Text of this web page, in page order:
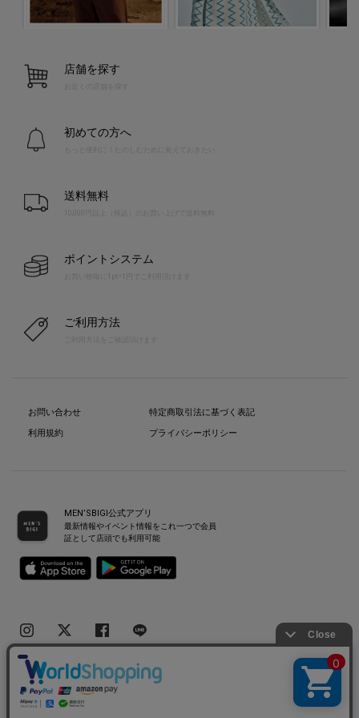
店舗を探す
お近くの店舗を探す
初めての方へ
送料無料
10,000円以上（税込）のお買い上げで送料無料
ポイントシステム
お買い物毎に1pt=1円でご利用頂けます
ご利用方法
お問い合わせ
利用規約
特定商取引法に基づく表記
プライバシーポリシー
MEN’SBIGI公式アプリ
最新情報やイベント情報をこれ一つで会員
証として店頭でも利用可能
Copyright(C) Bigi Co.,Ltd.All Rights Reserved.